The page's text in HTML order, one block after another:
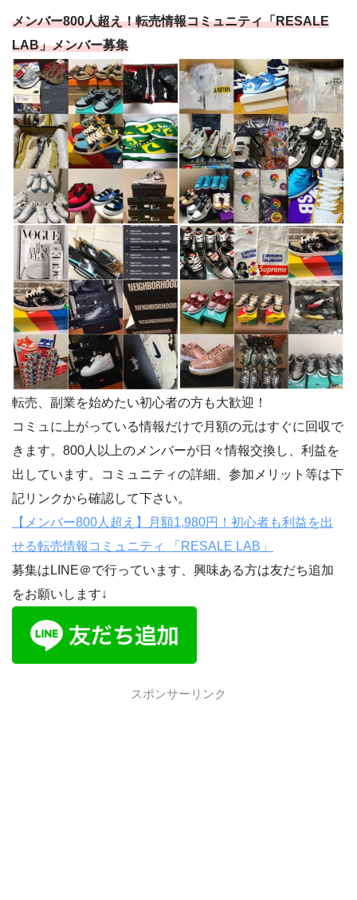
メンバー800人超え！転売情報コミュニティ「RESALE
LAB」メンバー募集
転売、副業を始めたい初心者の方も大歓迎！
コミュに上がっている情報だけで月額の元はすぐに回収で
きます。800人以上のメンバーが日々情報交換し、利益を
出しています。コミュニティの詳細、参加メリット等は下
記リンクから確認して下さい。
【メンバー800人超え】月額1,980円！初心者も利益を出
せる転売情報コミュニティ 「RESALE LAB」
募集はLINE＠で行っています、興味ある方は友だち追加
をお願いします↓
スポンサーリンク